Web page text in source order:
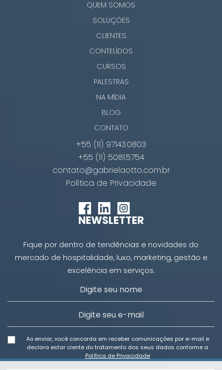
QUEM SOMOS
SOLUÇÕES
CLIENTES
CONTEÚDOS
CURSOS
PALESTRAS
NA MÍDIA
BLOG
CONTATO
+55 (11) 97143.0803
+55 (11) 5081.5754
contato@gabrielaotto.com.br
Política de Privacidade
NEWSLETTER
Fique por dentro de tendências e novidades do
mercado de hospitalidade, luxo, marketing, gestão e
excelência em serviços.
Ao enviar, você concorda em receber comunicações por e-mail e
declara estar ciente do tratamento dos seus dados conforme a
Política de Privacidade